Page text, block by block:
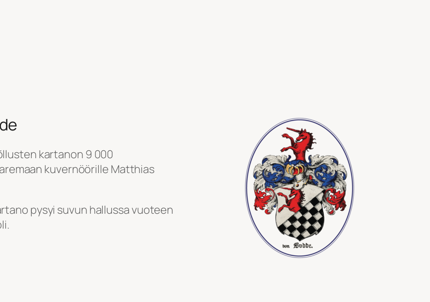
kartanon 9 000
kuvernöörille Matthias
pysyi suvun hallussa vuoteen